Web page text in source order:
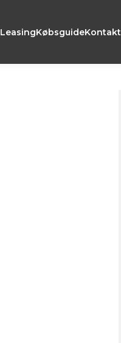
LeasingKøbsguideKontakt